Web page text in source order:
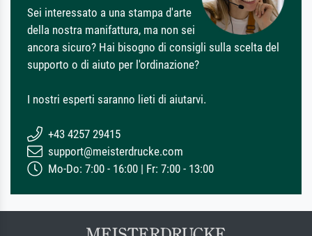
Sei interessato a una stampa d'arte
della nostra manifattura, ma non sei
ancora sicuro? Hai bisogno di consigli sulla scelta del
supporto o di aiuto per l'ordinazione?
I nostri esperti saranno lieti di aiutarvi.
+43 4257 29415
support@meisterdrucke.com
Mo-Do: 7:00 - 16:00 | Fr: 7:00 - 13:00